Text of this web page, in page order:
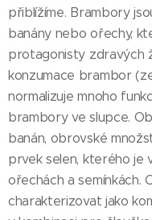
přiblížíme. Brambory
banány nebo ořechy,
protagonisty zdravých
konzumace brambor
normalizuje mnoho
brambory ve slupce.
banán, obrovské
prvek selen, kterého je
ořechách a semínkách.
charakterizovat jako